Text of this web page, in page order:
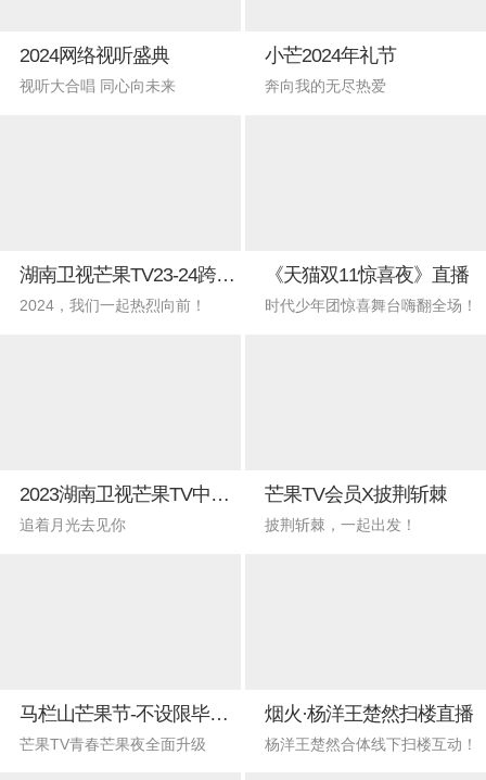
2024网络视听盛典
视听大合唱 同心向未来
小芒2024年礼节
奔向我的无尽热爱
湖南卫视芒果TV23-24跨年晚会
2024，我们一起热烈向前！
《天猫双11惊喜夜》直播
时代少年团惊喜舞台嗨翻全场！
2023湖南卫视芒果TV中秋之夜
追着月光去见你
芒果TV会员X披荆斩棘
披荆斩棘，一起出发！
马栏山芒果节-不设限毕业礼
芒果TV青春芒果夜全面升级
烟火·杨洋王楚然扫楼直播
杨洋王楚然合体线下扫楼互动！